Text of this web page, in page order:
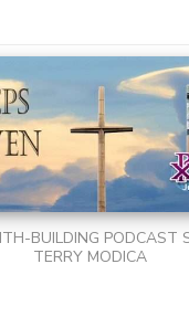
BUILDING PODCAST
TERRY MODICA